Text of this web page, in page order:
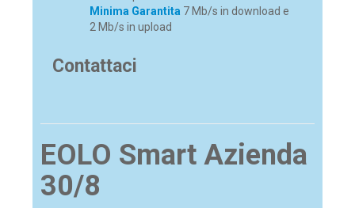
Minima Garantita 7 Mb/s in download e
2 Mb/s in upload
Contattaci
EOLO Smart Azienda
30/8